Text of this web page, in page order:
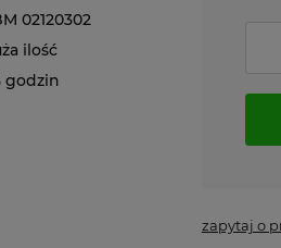
02120302
ilość
godzin
zapytaj o